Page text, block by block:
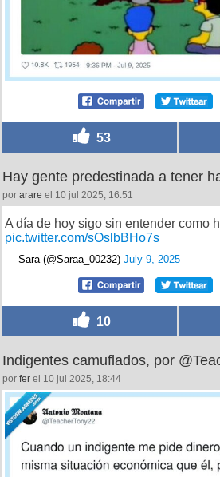
53
Hay gente predestinada a tener
por arare el 10 jul 2025, 16:51
A día de hoy sigo sin entender como
pic.twitter.com/sOslbBHo7s
— Sara (@Saraa_00232) July 9, 2025
10
Indigentes camuflados, por
por fer el 10 jul 2025, 18:44